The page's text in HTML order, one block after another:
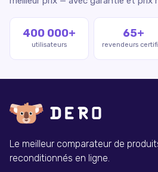
400 000+
utilisateurs
65+
revendeurs
Le meilleur comparateur de
reconditionnés en ligne.